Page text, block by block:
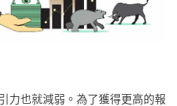
力也就減弱。為了獲得更高的報